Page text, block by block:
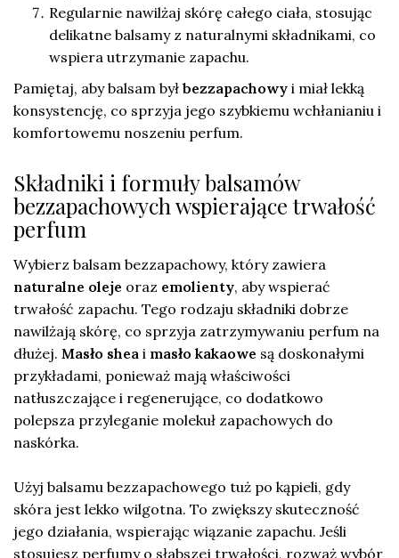
Regularnie nawilżaj skórę całego ciała, stosując
delikatne balsamy z naturalnymi składnikami, co
wspiera utrzymanie zapachu.
Pamiętaj, aby balsam był bezzapachowy i miał lekką
konsystencję, co sprzyja jego szybkiemu wchłanianiu i
komfortowemu noszeniu perfum.
Składniki i formuły balsamów
bezzapachowych wspierające trwałość
perfum
Wybierz balsam bezzapachowy, który zawiera
naturalne oleje oraz emolienty, aby wspierać
trwałość zapachu. Tego rodzaju składniki dobrze
nawilżają skórę, co sprzyja zatrzymywaniu perfum na
dłużej. Masło shea i masło kakaowe są doskonałymi
przykładami, ponieważ mają właściwości
natłuszczające i regenerujące, co dodatkowo
polepsza przyleganie molekuł zapachowych do
naskórka.
Użyj balsamu bezzapachowego tuż po kąpieli, gdy
skóra jest lekko wilgotna. To zwiększy skuteczność
jego działania, wspierając wiązanie zapachu. Jeśli
stosujesz perfumy o słabszej trwałości, rozważ wybór